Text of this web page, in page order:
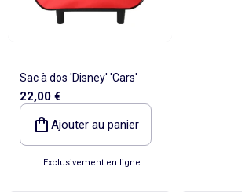
Sac à dos 'Disney' 'Cars'
22,00 €
Ajouter au panier
Exclusivement en ligne